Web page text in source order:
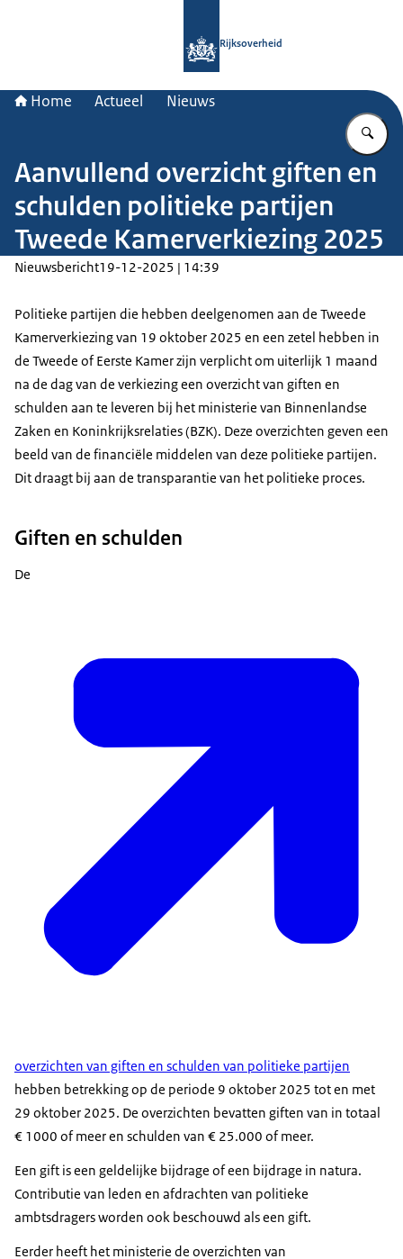
Rijksoverheid
Home Actueel Nieuws
Aanvullend overzicht giften en
schulden politieke partijen
Tweede Kamerverkiezing 2025
Nieuwsbericht19-12-2025 | 14:39
Politieke partijen die hebben deelgenomen aan de Tweede
Kamerverkiezing van 19 oktober 2025 en een zetel hebben in
de Tweede of Eerste Kamer zijn verplicht om uiterlijk 1 maand
na de dag van de verkiezing een overzicht van giften en
schulden aan te leveren bij het ministerie van Binnenlandse
Zaken en Koninkrijksrelaties (BZK). Deze overzichten geven een
beeld van de financiële middelen van deze politieke partijen.
Dit draagt bij aan de transparantie van het politieke proces.
Giften en schulden
De
overzichten van giften en schulden van politieke partijen
hebben betrekking op de periode 9 oktober 2025 tot en met
29 oktober 2025. De overzichten bevatten giften van in totaal
€ 1000 of meer en schulden van € 25.000 of meer.
Een gift is een geldelijke bijdrage of een bijdrage in natura.
Contributie van leden en afdrachten van politieke
ambtsdragers worden ook beschouwd als een gift.
Eerder heeft het ministerie de overzichten van